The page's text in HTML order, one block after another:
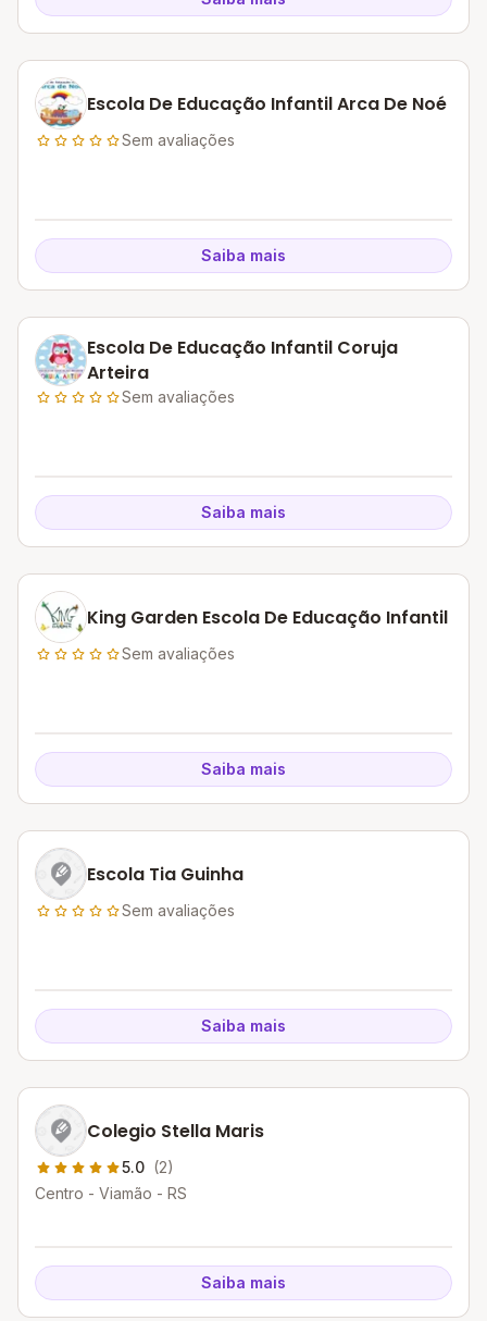
Escola De Educação Infantil Arca De Noé
Sem avaliações
Saiba mais
Escola De Educação Infantil Coruja
Arteira
Sem avaliações
Saiba mais
King Garden Escola De Educação Infantil
Sem avaliações
Saiba mais
Escola Tia Guinha
Sem avaliações
Saiba mais
Colegio Stella Maris
5.0 (2)
Centro - Viamão - RS
Saiba mais